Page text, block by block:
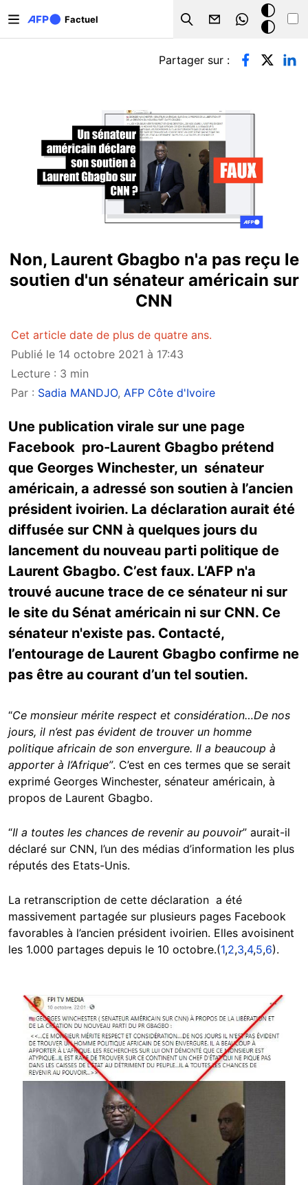
Factuel
Search
Mode
sombre
Onglets principaux
Partager sur :
Non, Laurent Gbagbo n'a pas reçu le
soutien d'un sénateur américain sur
CNN
Cet article date de plus de quatre ans.
Publié le 14 octobre 2021 à 17:43
Lecture : 3 min
Par : Sadia MANDJO, AFP Côte d'Ivoire
Une publication virale sur une page
Facebook pro-Laurent Gbagbo prétend
que Georges Winchester, un sénateur
américain, a adressé son soutien à l’ancien
président ivoirien. La déclaration aurait été
diffusée sur CNN à quelques jours du
lancement du nouveau parti politique de
Laurent Gbagbo. C’est faux. L’AFP n'a
trouvé aucune trace de ce sénateur ni sur
le site du Sénat américain ni sur CNN. Ce
sénateur n'existe pas. Contacté,
l’entourage de Laurent Gbagbo confirme ne
pas être au courant d’un tel soutien.
“Ce monsieur mérite respect et considération…De nos
jours, il n’est pas évident de trouver un homme
politique africain de son envergure. Il a beaucoup à
apporter à l’Afrique”. C’est en ces termes que se serait
exprimé Georges Winchester, sénateur américain, à
propos de Laurent Gbagbo.
“Il a toutes les chances de revenir au pouvoir” aurait-il
déclaré sur CNN, l’un des médias d’information les plus
réputés des Etats-Unis.
La retranscription de cette déclaration a été
massivement partagée sur plusieurs pages Facebook
favorables à l’ancien président ivoirien. Elles avoisinent
les 1.000 partages depuis le 10 octobre.(1,2,3,4,5,6).
Image